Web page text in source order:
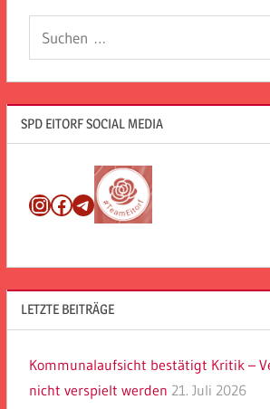
SPD EITORF SOCIAL MEDIA
Instagram
Facebook
Telegram
LETZTE BEITRÄGE
Kommunalaufsicht bestätigt Kritik –
nicht verspielt werden 21. Juli 2026